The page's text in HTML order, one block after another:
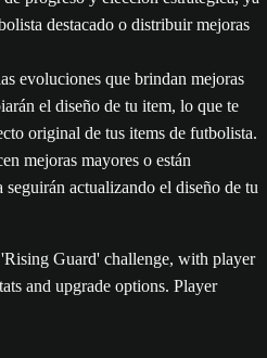
destacado o distribuir mejoras
evoluciones que brindan mejoras
el diseño de tu item, lo que te
original de tus items de futbolista.
mejoras mayores o están
seguirán actualizando el diseño de tu